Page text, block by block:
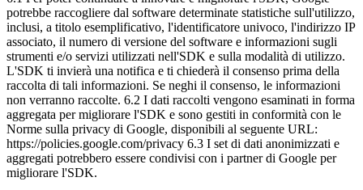
potrebbe raccogliere dal software determinate statistiche sull'utilizzo,
inclusi, a titolo esemplificativo, l'identificatore univoco, l'indirizzo IP
associato, il numero di versione del software e informazioni sugli
strumenti e/o servizi utilizzati nell'SDK e sulla modalità di utilizzo.
L'SDK ti invierà una notifica e ti chiederà il consenso prima della
raccolta di tali informazioni. Se neghi il consenso, le informazioni
non verranno raccolte. 6.2 I dati raccolti vengono esaminati in forma
aggregata per migliorare l'SDK e sono gestiti in conformità con le
Norme sulla privacy di Google, disponibili al seguente URL:
https://policies.google.com/privacy 6.3 I set di dati anonimizzati e
aggregati potrebbero essere condivisi con i partner di Google per
migliorare l'SDK.